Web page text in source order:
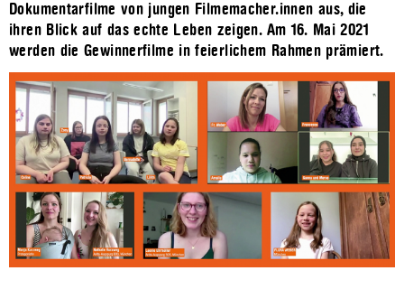
Dokumentarfilme von jungen Filmemacher.innen aus, die
ihren Blick auf das echte Leben zeigen. Am 16. Mai 2021
werden die Gewinnerfilme in feierlichem Rahmen prämiert.